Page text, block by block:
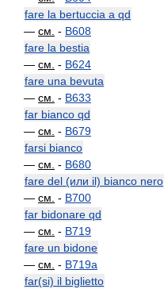
fare la bertuccia a qd
— см. - B608
fare la bestia
— см. - B624
fare una bevuta
— см. - B633
far bianco qd
— см. - B679
farsi bianco
— см. - B680
fare del (или il) bianco nero
— см. - B700
far bidonare qd
— см. - B719
fare un bidone
— см. - B719a
far(si) il biglietto